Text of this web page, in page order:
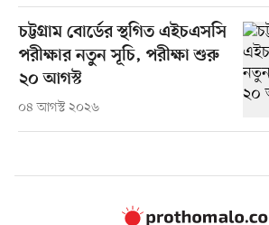
চট্টগ্রাম বোর্ডের স্থগিত এইচএসসি
পরীক্ষার নতুন সূচি, পরীক্ষা শুরু
২০ আগস্ট
০৪ আগস্ট ২০২৬